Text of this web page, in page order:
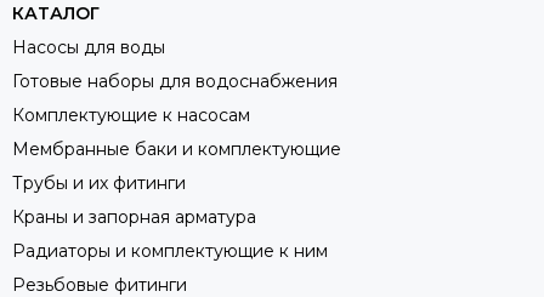
КАТАЛОГ
Насосы для воды
Готовые наборы для водоснабжения
Комплектующие к насосам
Мембранные баки и комплектующие
Трубы и их фитинги
Краны и запорная арматура
Радиаторы и комплектующие к ним
Резьбовые фитинги